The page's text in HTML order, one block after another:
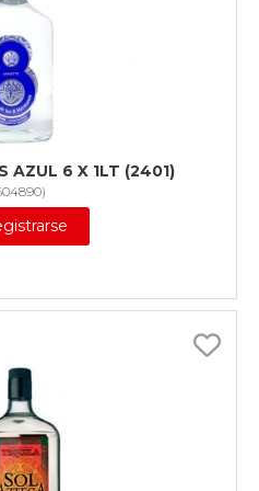
AZUL 6 X 1LT (2401)
)